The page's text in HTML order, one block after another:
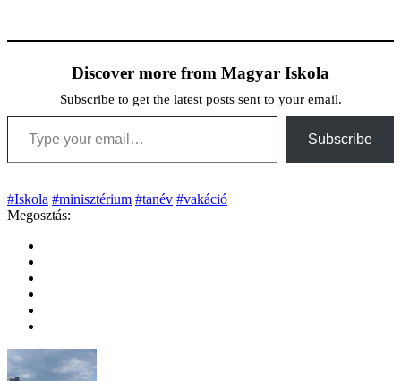
Discover more from Magyar Iskola
Subscribe to get the latest posts sent to your email.
Type your email…
Subscribe
#Iskola #minisztérium #tanév #vakáció
Megosztás: